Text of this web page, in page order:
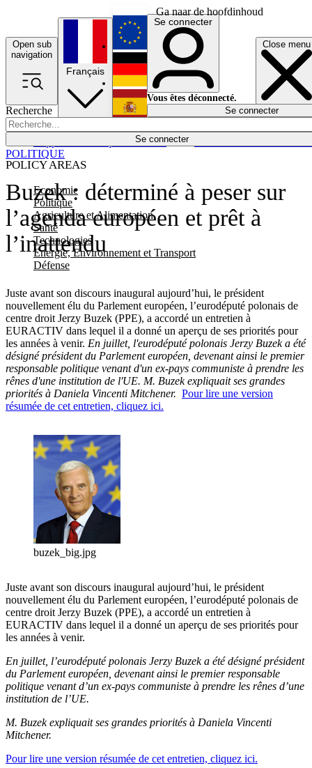
Ga naar de hoofdinhoud
Open sub
navigation
Close menu
Recherche
Se connecter
POLICY AREAS
Economie
Politique
Agriculture et Alimentation
Santé
Technologies
Energie, Environnement et Transport
Défense
Économie
Français
English
Deutsch
Español
Se connecter
Vous êtes déconnecté.
Se connecter
Buzek : déterminé à peser sur
l’agenda européen et prêt à
l’inattendu
Juste avant son discours inaugural aujourd’hui, le président
nouvellement élu du Parlement européen, l’eurodéputé polonais de
centre droit Jerzy Buzek (PPE), a accordé un entretien à
EURACTIV dans lequel il a donné un aperçu de ses priorités pour
les années à venir. En juillet, l'eurodéputé polonais Jerzy Buzek a été
désigné président du Parlement européen, devenant ainsi le premier
responsable politique venant d'un ex-pays communiste à prendre les
rênes d'une institution de l'UE. M. Buzek expliquait ses grandes
priorités à Daniela Vincenti Mitchener. Pour lire une version
résumée de cet entretien, cliquez ici.
POLITIQUE
buzek_big.jpg
Juste avant son discours inaugural aujourd’hui, le président
nouvellement élu du Parlement européen, l’eurodéputé polonais de
centre droit Jerzy Buzek (PPE), a accordé un entretien à
EURACTIV dans lequel il a donné un aperçu de ses priorités pour
les années à venir.
En juillet, l’eurodéputé polonais Jerzy Buzek a été désigné président
du Parlement européen, devenant ainsi le premier responsable
politique venant d’un ex-pays communiste à prendre les rênes d’une
institution de l’UE.
M. Buzek expliquait ses grandes priorités à Daniela Vincenti
Mitchener.
Pour lire une version résumée de cet entretien, cliquez ici.